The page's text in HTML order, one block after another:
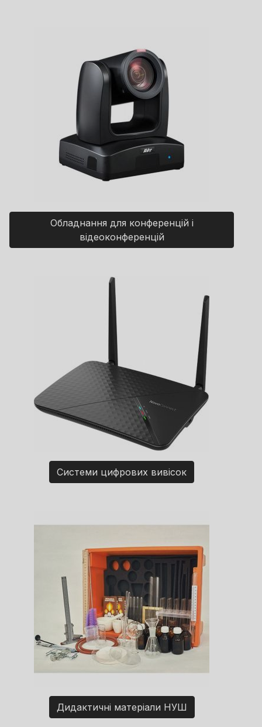
Обладнання для конференцій і
відеоконференцій
Системи цифрових вивісок
Дидактичні матеріали НУШ